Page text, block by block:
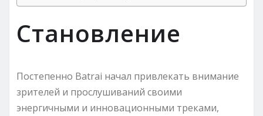
Становление
Постепенно Batrai начал привлекать внимание
зрителей и прослушиваний своими
энергичными и инновационными треками,